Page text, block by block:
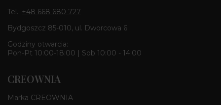
Tel.: +48 668 680 727
Bydgoszcz 85-010, ul. Dworcowa 6
Godziny otwarcia:
Pon-Pt 10:00-18:00 | Sob 10:00 - 14:00
CREOWNIA
Marka CREOWNIA